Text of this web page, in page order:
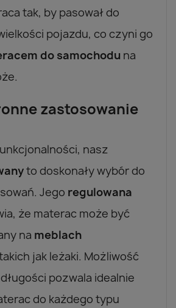
tak, by pasował do
pojazdu, co czyni go
do samochodu na
zastosowanie
nasz
to doskonały wybór do
Jego regulowana
że materac może być
na meblach
jak leżaki. Możliwość
pozwala idealnie
do każdego typu